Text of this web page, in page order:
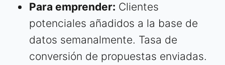
Para emprender: Clientes
potenciales añadidos a la base de
datos semanalmente. Tasa de
conversión de propuestas enviadas.